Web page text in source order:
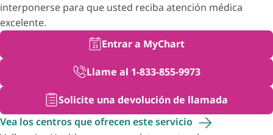
interponerse para que usted reciba atención médica
excelente.
Entrar a MyChart
Llame al 1-833-855-9973
Solicite una devolución de llamada
Vea los centros que ofrecen esteservicio